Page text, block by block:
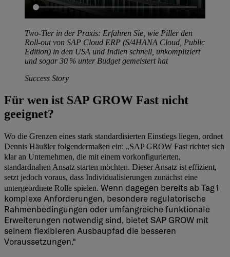
Two-Tier in der Praxis: Erfahren Sie, wie Piller den
Roll-out von SAP Cloud ERP (S/4HANA Cloud, Public
Edition) in den USA und Indien schnell, unkompliziert
und sogar 30 % unter Budget gemeistert hat
Success Story
Für wen ist SAP GROW Fast nicht
geeignet?
Wo die Grenzen eines stark standardisierten Einstiegs liegen, ordnet
Dennis Häußler folgendermaßen ein: „SAP GROW Fast richtet sich
klar an Unternehmen, die mit einem vorkonfigurierten,
standardnahen Ansatz starten möchten. Dieser Ansatz ist effizient,
setzt jedoch voraus, dass Individualisierungen zunächst eine
untergeordnete Rolle spielen. Wenn dagegen bereits ab Tag 1
komplexe Anforderungen, besondere regulatorische
Rahmenbedingungen oder umfangreiche funktionale
Erweiterungen notwendig sind, bietet SAP GROW mit
seinem flexibleren Ausbaupfad die besseren
Voraussetzungen.“